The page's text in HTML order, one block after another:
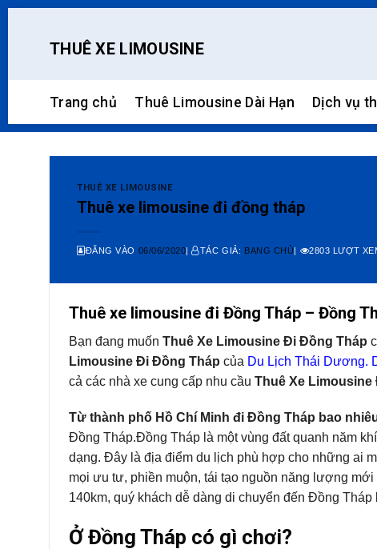
Skip
THUÊ XE LIMOUSINE
Trang chủ Thuê Limousine Dài Hạn Dịch vụ
THUÊ XE LIMOUSINE
Thuê xe limousine đi đồng tháp
ĐĂNG VÀO 06/06/2020| TÁC GIẢ: BANG CHỦ| 2803 LƯỢT
Thuê xe limousine đi Đồng Tháp – Đồng
Bạn đang muốn Thuê Xe Limousine Đi Đồng Tháp
Limousine Đi Đồng Tháp của Du Lịch Thái Dương.
cả các nhà xe cung cấp nhu cầu Thuê Xe
Từ thành phố Hồ Chí Minh đi Đồng Tháp bao
Đồng Tháp.Đồng Tháp là một vùng đất quanh năm
dạng. Đây là địa điểm du lịch phù hợp cho những ai
mọi ưu tư, phiền muộn, tái tạo nguồn năng lượng
140km, quý khách dễ dàng di chuyển đến Đồng
Ở Đồng Tháp có gì chơi?